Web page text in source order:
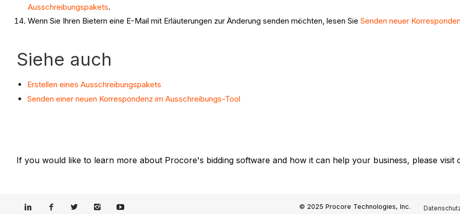
Ausschreibungspakets.
Wenn Sie Ihren Bietern eine E-Mail mit Erläuterungen zur Änderung senden möchten, lesen SieSenden neuer
Siehe auch
Erstellen eines Ausschreibungspakets
Senden einer neuen Korrespondenz im Ausschreibungs-Tool
If you would like to learn more about Procore's bidding software and how it can help your business, please visit
© 2025 Procore Technologies, Inc.